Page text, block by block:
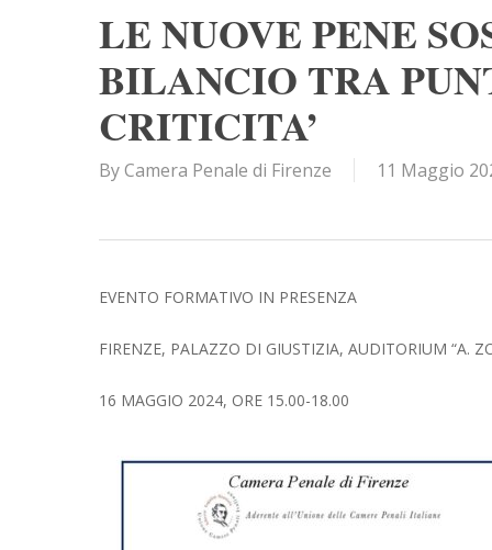
LE NUOVE PENE
BILANCIO TRA
CRITICITA’
ByCamera Penale di Firenze 11 Maggio
EVENTO FORMATIVO IN PRESENZA
FIRENZE, PALAZZO DI GIUSTIZIA, AUDITORIUM “A.
16 MAGGIO 2024, ORE 15.00-18.00